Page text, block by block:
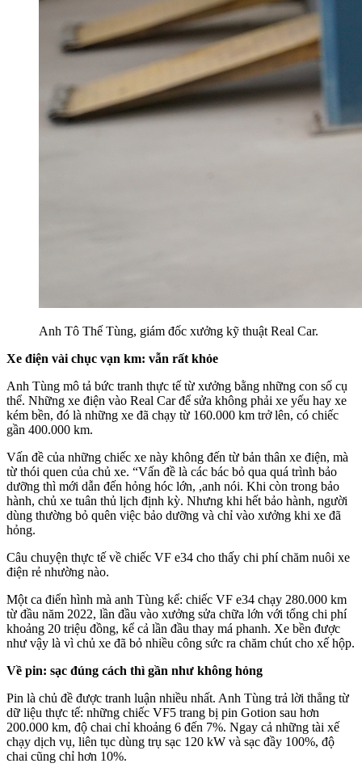
Anh Tô Thế Tùng, giám đốc xưởng kỹ thuật Real Car.
Xe điện vài chục vạn km: vẫn rất khỏe
Anh Tùng mô tả bức tranh thực tế từ xưởng bằng những con số cụ
thể. Những xe điện vào Real Car để sửa không phải xe yếu hay xe
kém bền, đó là những xe đã chạy từ 160.000 km trở lên, có chiếc
gần 400.000 km.
Vấn đề của những chiếc xe này không đến từ bản thân xe điện, mà
từ thói quen của chủ xe. “Vấn đề là các bác bỏ qua quá trình bảo
dưỡng thì mới dẫn đến hỏng hóc lớn, ,anh nói. Khi còn trong bảo
hành, chủ xe tuân thủ lịch định kỳ. Nhưng khi hết bảo hành, người
dùng thường bỏ quên việc bảo dưỡng và chỉ vào xưởng khi xe đã
hỏng.
Câu chuyện thực tế về chiếc VF e34 cho thấy chi phí chăm nuôi xe
điện rẻ nhường nào.
Một ca điển hình mà anh Tùng kể: chiếc VF e34 chạy 280.000 km
từ đầu năm 2022, lần đầu vào xưởng sửa chữa lớn với tổng chi phí
khoảng 20 triệu đồng, kể cả lần đầu thay má phanh. Xe bền được
như vậy là vì chủ xe đã bỏ nhiều công sức ra chăm chút cho xế hộp.
Về pin: sạc đúng cách thì gần như không hỏng
Pin là chủ đề được tranh luận nhiều nhất. Anh Tùng trả lời thẳng từ
dữ liệu thực tế: những chiếc VF5 trang bị pin Gotion sau hơn
200.000 km, độ chai chỉ khoảng 6 đến 7%. Ngay cả những tài xế
chạy dịch vụ, liên tục dùng trụ sạc 120 kW và sạc đầy 100%, độ
chai cũng chỉ hơn 10%.